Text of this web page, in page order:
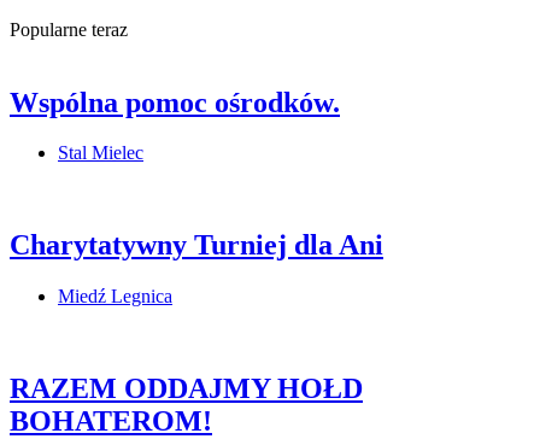
Popularne teraz
Wspólna pomoc ośrodków.
Stal Mielec
Charytatywny Turniej dla Ani
Miedź Legnica
RAZEM ODDAJMY HOŁD
BOHATEROM!